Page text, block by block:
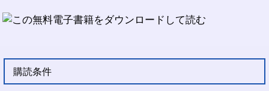
購読条件